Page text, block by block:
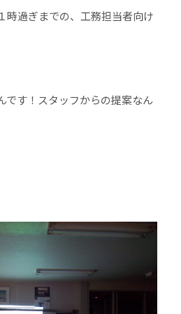
時過ぎまでの、工務担当者向け
です！スタッフからの提案なん